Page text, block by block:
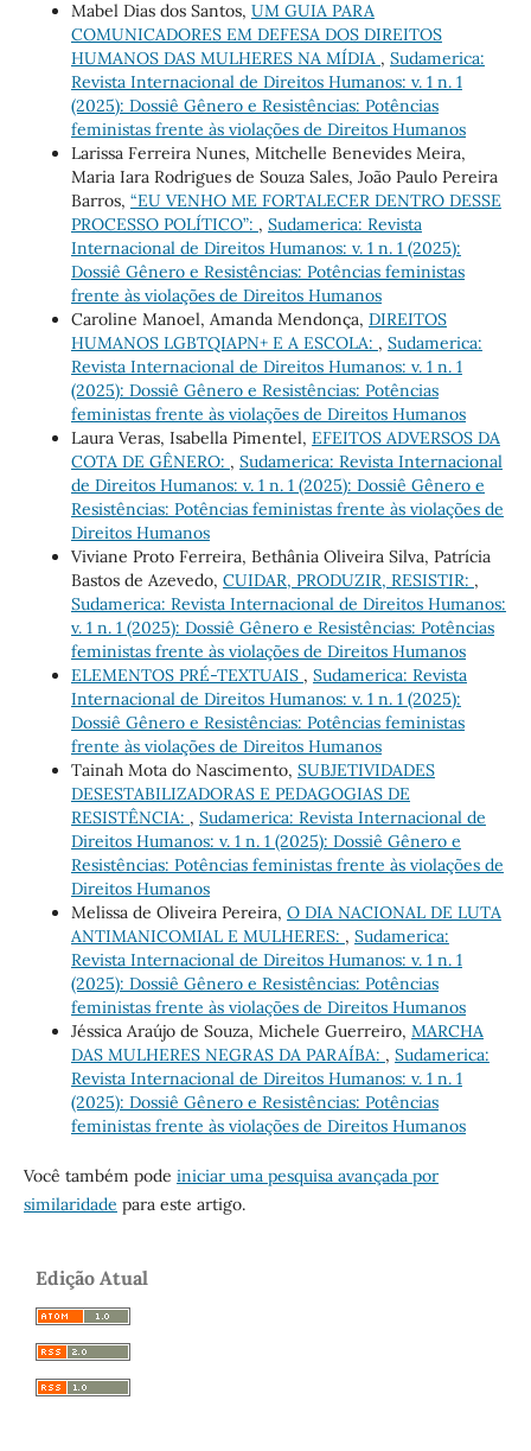
Mabel Dias dos Santos, UM GUIA PARA
COMUNICADORES EM DEFESA DOS DIREITOS
HUMANOS DAS MULHERES NA MÍDIA , Sudamerica:
Revista Internacional de Direitos Humanos: v. 1 n. 1
(2025): Dossiê Gênero e Resistências: Potências
feministas frente às violações de Direitos Humanos
Larissa Ferreira Nunes, Mitchelle Benevides Meira,
Maria Iara Rodrigues de Souza Sales, João Paulo Pereira
Barros, “EU VENHO ME FORTALECER DENTRO DESSE
PROCESSO POLÍTICO”: , Sudamerica: Revista
Internacional de Direitos Humanos: v. 1 n. 1 (2025):
Dossiê Gênero e Resistências: Potências feministas
frente às violações de Direitos Humanos
Caroline Manoel, Amanda Mendonça, DIREITOS
HUMANOS LGBTQIAPN+ E A ESCOLA: , Sudamerica:
Revista Internacional de Direitos Humanos: v. 1 n. 1
(2025): Dossiê Gênero e Resistências: Potências
feministas frente às violações de Direitos Humanos
Laura Veras, Isabella Pimentel, EFEITOS ADVERSOS DA
COTA DE GÊNERO: , Sudamerica: Revista Internacional
de Direitos Humanos: v. 1 n. 1 (2025): Dossiê Gênero e
Resistências: Potências feministas frente às violações de
Direitos Humanos
Viviane Proto Ferreira, Bethânia Oliveira Silva, Patrícia
Bastos de Azevedo, CUIDAR, PRODUZIR, RESISTIR: ,
Sudamerica: Revista Internacional de Direitos Humanos:
v. 1 n. 1 (2025): Dossiê Gênero e Resistências: Potências
feministas frente às violações de Direitos Humanos
ELEMENTOS PRÉ-TEXTUAIS , Sudamerica: Revista
Internacional de Direitos Humanos: v. 1 n. 1 (2025):
Dossiê Gênero e Resistências: Potências feministas
frente às violações de Direitos Humanos
Tainah Mota do Nascimento, SUBJETIVIDADES
DESESTABILIZADORAS E PEDAGOGIAS DE
RESISTÊNCIA: , Sudamerica: Revista Internacional de
Direitos Humanos: v. 1 n. 1 (2025): Dossiê Gênero e
Resistências: Potências feministas frente às violações de
Direitos Humanos
Melissa de Oliveira Pereira, O DIA NACIONAL DE LUTA
ANTIMANICOMIAL E MULHERES: , Sudamerica:
Revista Internacional de Direitos Humanos: v. 1 n. 1
(2025): Dossiê Gênero e Resistências: Potências
feministas frente às violações de Direitos Humanos
Jéssica Araújo de Souza, Michele Guerreiro, MARCHA
DAS MULHERES NEGRAS DA PARAÍBA: , Sudamerica:
Revista Internacional de Direitos Humanos: v. 1 n. 1
(2025): Dossiê Gênero e Resistências: Potências
feministas frente às violações de Direitos Humanos
Você também pode iniciar uma pesquisa avançada por
similaridade para este artigo.
Edição Atual